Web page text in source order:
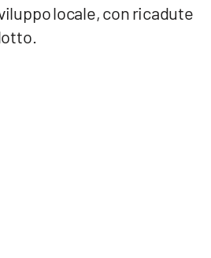
locale, con ricadute